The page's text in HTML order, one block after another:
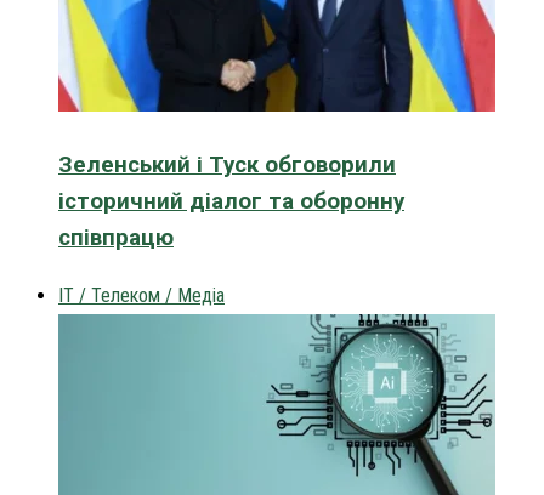
Зеленський і Туск обговорили
історичний діалог та оборонну
співпрацю
IT / Телеком / Медіа